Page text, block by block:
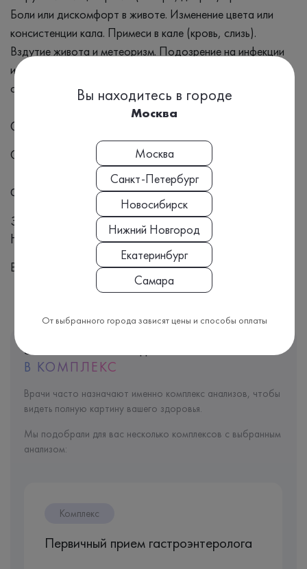
Боли или дискомфорт в животе. Изменение цвета или
консистенции кала. Примеси в кале (кровь, слизь).
Вздутие живота и метеоризм. Подозрение на инфекции
или паразитарные заболевания. Потеря веса или
слабость без видимой причины
Синонимы
Общий анализ кала, Гельминтозы, Кровь в кале, Диарея
Формат выдачи результата
Заключение
Номенклатура МЗ РФ, Приказ №804н:
B03.016.010
Этот анализ входит
В КОМПЛЕКС
Врачи часто назначают именно комплекс анализов, чтобы
видеть полную картину вашего здоровья.
Мы подобрали для вас несколько комплексов с выбранным
анализом:
Комплекс
Первичный прием гастроэнтеролога
Вы находитесь в городе
Москва
Москва
Санкт-Петербург
Новосибирск
Нижний Новгород
Екатеринбург
Самара
От выбранного города зависят цены и способы оплаты